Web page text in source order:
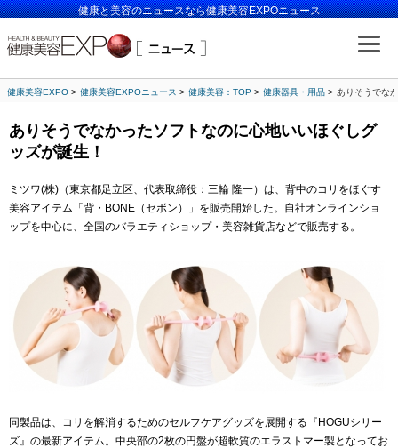
健康と美容のニュースなら健康美容EXPOニュース
健康美容EXPO 健康美容EXPOニュース 健康美容：TOP 健康器具・用品 ありそうでな
ありそうでなかったソフトなのに心地いいほぐしグ
ッズが誕生！
ミツワ(株) （東京都足立区、代表取締役：三輪 隆一）は、背中のコリをほぐす
美容アイテム「背・ BONE （セボン）」を販売開始した。自社オンラインショ
ップを中心に、全国のバラエティショップ・美容雑貨店などで販売する。
同製品は、コリを解消するためのセルフケアグッズを展開する『 HOGUシリー
ズ』の最新アイテム。中央部の2枚の円盤が超軟質のエラストマー製となってお